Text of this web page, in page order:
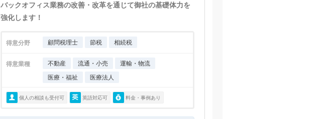
バックオフィス業務の改善・改革を通じて御社の基礎体力を
強化します！
得意分野 顧問税理士 節税 相続税
得意業種 不動産 流通・小売
運輸・物流
医療・福祉
医療法人
個人の相談も受付可 英語対応可 料金・事例あり